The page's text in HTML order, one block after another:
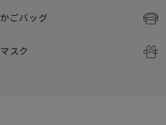
かごバッグ
マスク